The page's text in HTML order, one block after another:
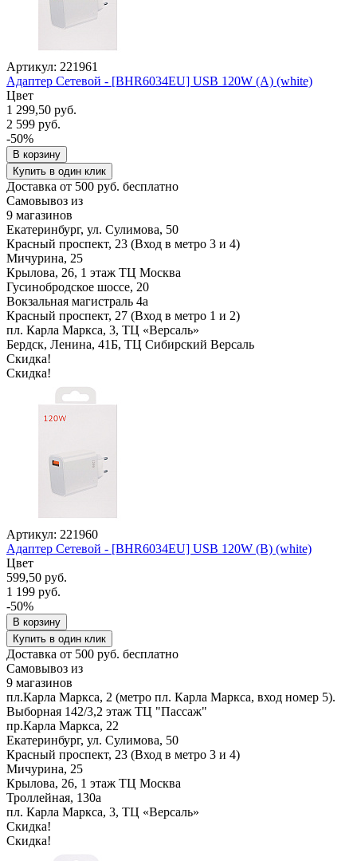
Артикул: 221961
Адаптер Сетевой - [BHR6034EU] USB 120W (A) (white)
Цвет
1 299,50 руб.
2 599 руб.
-50%
В корзину
Купить в один клик
Доставка от 500 руб. бесплатно
Самовывоз из
9 магазинов
Екатеринбург, ул. Сулимова, 50
Красный проспект, 23 (Вход в метро 3 и 4)
Мичурина, 25
Крылова, 26, 1 этаж ТЦ Москва
Гусинобродское шоссе, 20
Вокзальная магистраль 4а
Красный проспект, 27 (Вход в метро 1 и 2)
пл. Карла Маркса, 3, ТЦ «Версаль»
Бердск, Ленина, 41Б, ТЦ Сибирский Версаль
Скидка!
Скидка!
Артикул: 221960
Адаптер Сетевой - [BHR6034EU] USB 120W (B) (white)
Цвет
599,50 руб.
1 199 руб.
-50%
В корзину
Купить в один клик
Доставка от 500 руб. бесплатно
Самовывоз из
9 магазинов
пл.Карла Маркса, 2 (метро пл. Карла Маркса, вход номер 5).
Выборная 142/3,2 этаж ТЦ "Пассаж"
пр.Карла Маркса, 22
Екатеринбург, ул. Сулимова, 50
Красный проспект, 23 (Вход в метро 3 и 4)
Мичурина, 25
Крылова, 26, 1 этаж ТЦ Москва
Троллейная, 130а
пл. Карла Маркса, 3, ТЦ «Версаль»
Скидка!
Скидка!